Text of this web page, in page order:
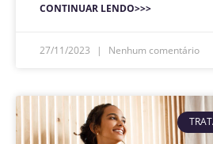
CONTINUAR LENDO>>>
27/11/2023 Nenhum comentário